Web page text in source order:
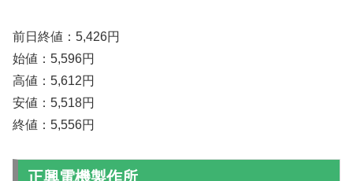
前日終値：5,426円
始値：5,596円
高値：5,612円
安値：5,518円
終値：5,556円
正興電機製作所